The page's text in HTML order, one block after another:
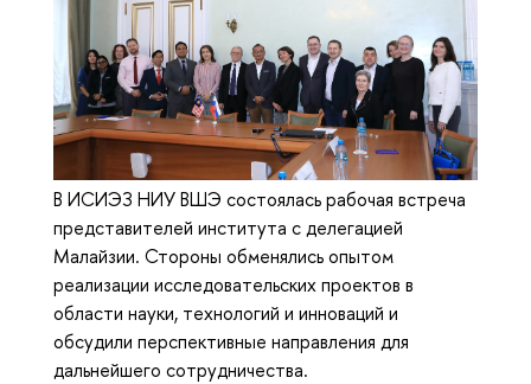
В ИСИЭЗ НИУ ВШЭ состоялась рабочая встреча
представителей института с делегацией
Малайзии. Стороны обменялись опытом
реализации исследовательских проектов в
области науки, технологий и инноваций и
обсудили перспективные направления для
дальнейшего сотрудничества.